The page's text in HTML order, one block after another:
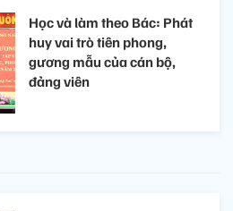
Học và làm theo Bác: Phát
huy vai trò tiên phong,
gương mẫu của cán bộ,
đảng viên